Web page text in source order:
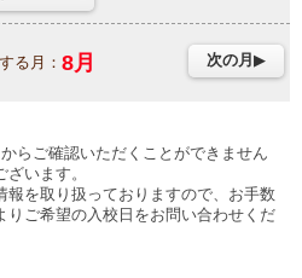
る月： 8月 次の月
らご確認いただくことができません
います。
報を取り扱っておりますので、お手数
りご希望の入校日をお問い合わせくだ